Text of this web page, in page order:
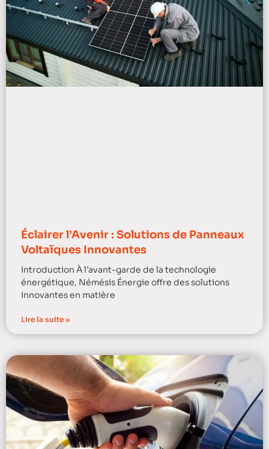
Éclairer l’Avenir : Solutions de Panneaux
Voltaïques Innovantes
Introduction À l’avant-garde de la technologie
énergétique, Némésis Énergie offre des solutions
innovantes en matière
Lire la suite »